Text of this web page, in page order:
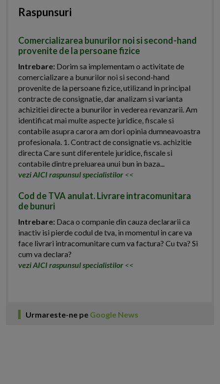
Raspunsuri
Comercializarea bunurilor noi si second-hand
provenite de la persoane fizice
Intrebare: Dorim sa implementam o activitate de
comercializare a bunurilor noi si second-hand
provenite de la persoane fizice, utilizand in principal
contracte de consignatie, dar analizam si varianta
achizitiei directe a bunurilor in vederea revanzarii. Am
identificat mai multe aspecte juridice, fiscale si
contabile asupra carora am dori opinia dumneavoastra
profesionala. 1. Contract de consignatie vs. achizitie
directa Care sunt diferentele juridice, fiscale si
contabile dintre preluarea unui bun in baza...
vezi AICI raspunsul specialistilor <<
Cod de TVA anulat. Livrare intracomunitara
de bunuri
Intrebare: Daca o companie din cauza declararii ca
inactiv isi pierde codul de tva, in momentul in care va
face livrari intracomunitare cum va factura? Cu tva? Si
cum va declara?
vezi AICI raspunsul specialistilor <<
Urmareste-ne pe Google News